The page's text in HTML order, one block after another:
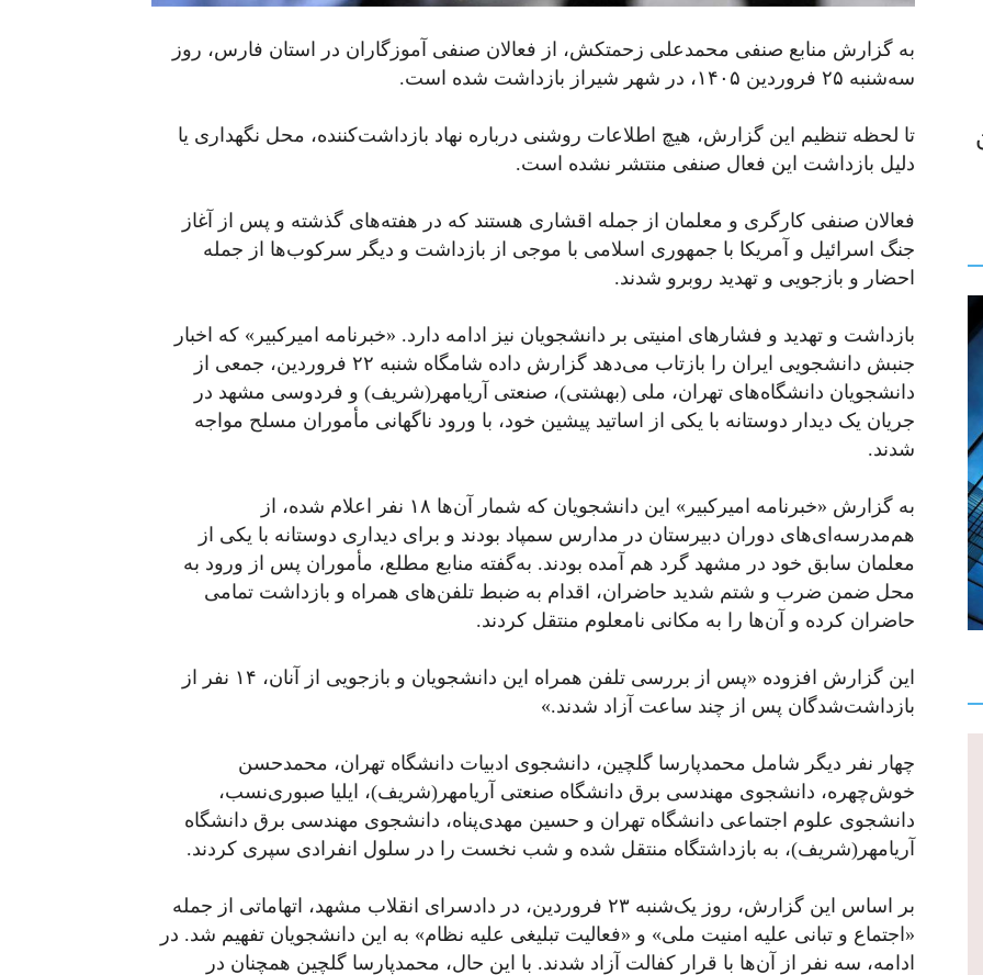
به گزارش منابع صنفی محمدعلی زحمتکش، از فعالان صنفی آموزگاران در استان فارس، روز
سه‌شنبه ۲۵ فروردین ۱۴۰۵، در شهر شیراز بازداشت شده است.
تا لحظه تنظیم این گزارش، هیچ اطلاعات روشنی درباره نهاد بازداشت‌کننده، محل نگهداری یا
دلیل بازداشت این فعال صنفی منتشر نشده است.
فعالان صنفی کارگری و معلمان از جمله اقشاری هستند که در هفته‌های گذشته و پس از آغاز
جنگ اسرائیل و آمریکا با جمهوری اسلامی با موجی از بازداشت و دیگر سرکوب‌ها از جمله
احضار و بازجویی و تهدید روبرو شدند.
بازداشت و تهدید و فشارهای امنیتی بر دانشجویان نیز ادامه دارد. «خبرنامه امیرکبیر» که اخبار
جنبش دانشجویی ایران را بازتاب می‌دهد گزارش داده شامگاه شنبه ۲۲ فروردین، جمعی از
دانشجویان دانشگاه‌های تهران، ملی (بهشتی)، صنعتی آریامهر(شریف) و فردوسی مشهد در
جریان یک دیدار دوستانه با یکی از اساتید پیشین خود، با ورود ناگهانی مأموران مسلح مواجه
شدند.
به گزارش «خبرنامه امیرکبیر» این دانشجویان که شمار آن‌ها ۱۸ نفر اعلام شده، از
هم‌مدرسه‌ای‌های دوران دبیرستان در مدارس سمپاد بودند و برای دیداری دوستانه با یکی از
معلمان سابق خود در مشهد گرد هم آمده بودند. به‌گفته منابع مطلع، مأموران پس از ورود به
محل ضمن ضرب و شتم شدید حاضران، اقدام به ضبط تلفن‌های همراه و بازداشت تمامی
حاضران کرده و آن‌ها را به مکانی نامعلوم منتقل کردند.
این گزارش افزوده «پس از بررسی تلفن همراه این دانشجویان و بازجویی‌ از آنان، ۱۴ نفر از
بازداشت‌شدگان پس از چند ساعت آزاد شدند.»
چهار نفر دیگر شامل محمدپارسا گلچین، دانشجوی ادبیات دانشگاه تهران، محمدحسن
خوش‌چهره، دانشجوی مهندسی برق دانشگاه صنعتی آریامهر(شریف)، ایلیا صبوری‌نسب،
دانشجوی علوم اجتماعی دانشگاه تهران و حسین مهدی‌پناه، دانشجوی مهندسی برق دانشگاه
آریامهر(شریف)، به بازداشتگاه منتقل شده و شب نخست را در سلول انفرادی سپری کردند.
بر اساس این گزارش، روز یک‌شنبه ۲۳ فروردین، در دادسرای انقلاب مشهد، اتهاماتی از جمله
«اجتماع و تبانی علیه امنیت ملی» و «فعالیت تبلیغی علیه نظام» به این دانشجویان تفهیم شد. در
ادامه، سه نفر از آن‌ها با قرار کفالت آزاد شدند. با این حال، محمدپارسا گلچین همچنان در